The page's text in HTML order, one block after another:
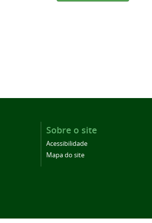
Sobre o site
Acessibilidade
Mapa do site